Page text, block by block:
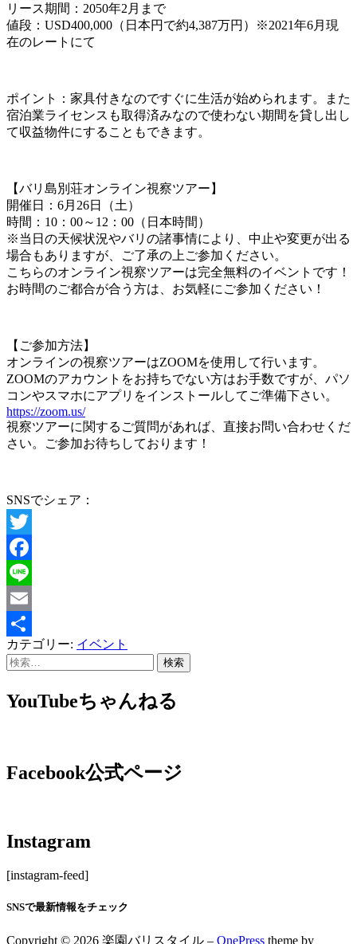
リース期間：2050年2月まで
値段：USD400,000（日本円で約4,387万円）※2021年6月現
在のレートにて
ポイント：家具付きなのですぐに生活が始められます。また
宿泊業ライセンスも取得済みなので使わない期間を貸し出し
て収益物件にすることもできます。
【バリ島別荘オンライン視察ツアー】
開催日：6月26日（土）
時間：10：00～12：00（日本時間）
※当日の天候状況やバリの諸事情により、中止や変更が出る
場合もありますが、ご了承の上ご参加ください。
こちらのオンライン視察ツアーは完全無料のイベントです！
お時間のご都合が合う方は、お気軽にご参加ください！
【ご参加方法】
オンラインの視察ツアーはZOOMを使用して行います。
ZOOMのアカウントをお持ちでない方はお手数ですが、パソ
コンやスマホにアプリをインストールしてご準備下さい。
https://zoom.us/
視察ツアーに関するご質問があれば、直接お問い合わせくだ
さい。ご参加お待ちしております！
SNSでシェア：
Twitter
Facebook
Line
Email
共
有
カテゴリー: イベント
YouTubeちゃんねる
Facebook公式ページ
Instagram
[instagram-feed]
SNSで最新情報をチェック
Copyright © 2026 楽園バリスタイル – OnePress theme by